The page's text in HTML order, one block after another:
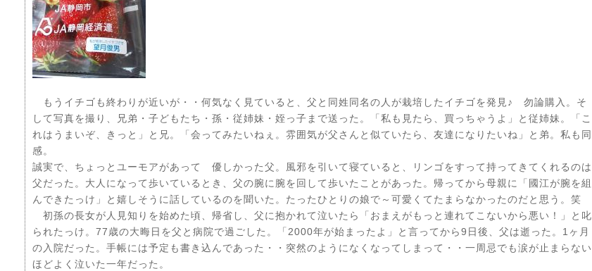
もうイチゴも終わりが近いが・・何気なく見ていると、父と同姓同名の人が栽培したイチゴを発見♪ 勿論購入。そ
して写真を撮り、兄弟・子どもたち・孫・従姉妹・姪っ子まで送った。「私も見たら、買っちゃうよ」と従姉妹。「こ
れはうまいぞ、きっと」と兄。「会ってみたいねぇ。雰囲気が父さんと似ていたら、友達になりたいね」と弟。私も同
感。
誠実で、ちょっとユーモアがあって 優しかった父。風邪を引いて寝ていると、リンゴをすって持ってきてくれるのは
父だった。大人になって歩いているとき、父の腕に腕を回して歩いたことがあった。帰ってから母親に「國江が腕を組
んできたっけ」と嬉しそうに話しているのを聞いた。たったひとりの娘で～可愛くてたまらなかったのだと思う。笑
初孫の長女が人見知りを始めた頃、帰省し、父に抱かれて泣いたら「おまえがもっと連れてこないから悪い！」と叱
られたっけ。77歳の大晦日を父と病院で過ごした。「2000年が始まったよ」と言ってから9日後、父は逝った。1ヶ月
の入院だった。手帳には予定も書き込んであった・・突然のようになくなってしまって・・一周忌でも涙が止まらない
ほどよく泣いた一年だった。